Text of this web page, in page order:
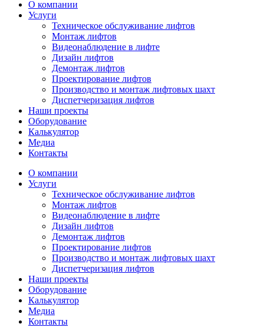
О компании
Услуги
Техническое обслуживание лифтов
Монтаж лифтов
Видеонаблюдение в лифте
Дизайн лифтов
Демонтаж лифтов
Проектирование лифтов
Производство и монтаж лифтовых шахт
Диспетчеризация лифтов
Наши проекты
Оборудование
Калькулятор
Медиа
Контакты
О компании
Услуги
Техническое обслуживание лифтов
Монтаж лифтов
Видеонаблюдение в лифте
Дизайн лифтов
Демонтаж лифтов
Проектирование лифтов
Производство и монтаж лифтовых шахт
Диспетчеризация лифтов
Наши проекты
Оборудование
Калькулятор
Медиа
Контакты